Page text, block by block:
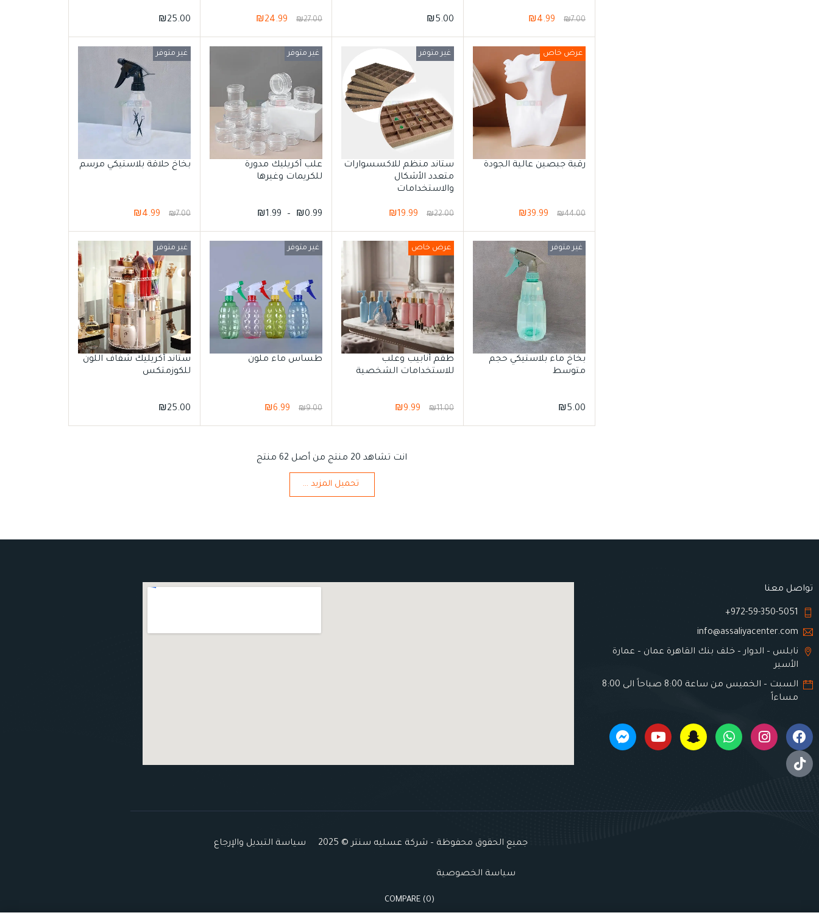
₪7.00
₪4.99
₪5.00
₪27.00
₪24.99
₪25.00
رقبة جبصين عالية الجودة
عرض خاص
₪44.00
₪39.99
ستاند منظم للاكسسوارات
متعدد الأشكال
والاستخدامات
غير متوفر
₪22.00
₪19.99
علب أكريليك مدورة
للكريمات وغيرها
غير متوفر
₪0.99
–
₪1.99
بخاخ حلاقة بلاستيكي مرسم
غير متوفر
₪7.00
₪4.99
بخاخ ماء بلاستيكي حجم
متوسط
غير متوفر
₪5.00
طقم أنابيب وعلب
للاستخدامات الشخصية
عرض خاص
₪11.00
₪9.99
طساس ماء ملون
غير متوفر
₪9.00
₪6.99
ستاند أكريليك شفاف اللون
للكوزمتكس
غير متوفر
₪25.00
انت تشاهد 20 منتج من أصل 62 منتج
تحميل المزيد ...
تواصل معنا
972-59-350-5051+
info@assaliyacenter.com
نابلس – الدوار – خلف بنك القاهرة عمان – عمارة
الأسير
السبت – الخميس من ساعة 8:00 صباحاً الى 8:00
مساءاً
جميع الحقوق محفوظة – شركة عسليه سنتر © 2025 سياسة التبديل والإرجاع
سياسة الخصوصية
COMPARE (0)